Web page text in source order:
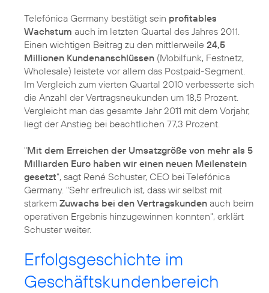
Telefónica Germany bestätigt sein profitables
Wachstum auch im letzten Quartal des Jahres 2011.
Einen wichtigen Beitrag zu den mittlerweile 24,5
Millionen Kundenanschlüssen (Mobilfunk, Festnetz,
Wholesale) leistete vor allem das Postpaid-Segment.
Im Vergleich zum vierten Quartal 2010 verbesserte sich
die Anzahl der Vertragsneukunden um 18,5 Prozent.
Vergleicht man das gesamte Jahr 2011 mit dem Vorjahr,
liegt der Anstieg bei beachtlichen 77,3 Prozent.
"Mit dem Erreichen der Umsatzgröße von mehr als 5
Milliarden Euro haben wir einen neuen Meilenstein
gesetzt", sagt René Schuster, CEO bei Telefónica
Germany. "Sehr erfreulich ist, dass wir selbst mit
starkem Zuwachs bei den Vertragskunden auch beim
operativen Ergebnis hinzugewinnen konnten", erklärt
Schuster weiter.
Erfolgsgeschichte im
Geschäftskundenbereich